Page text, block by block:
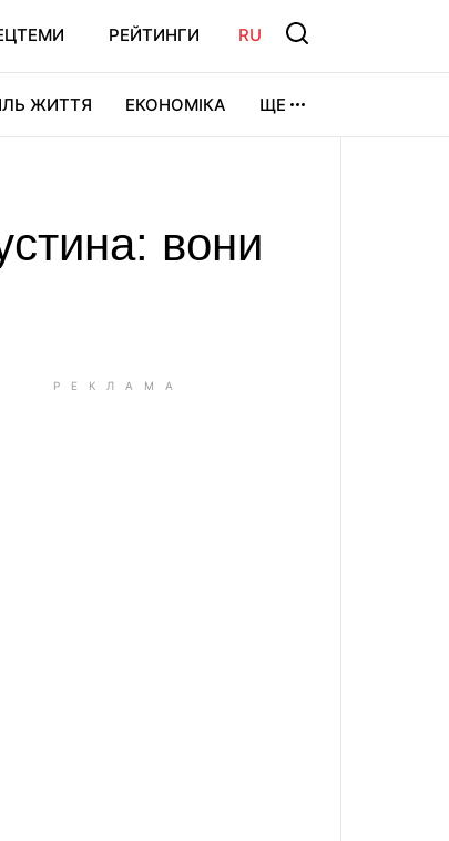
РЕЙТИНГИ RU
ЖИТТЯ ЕКОНОМІКА ЩЕ
вони